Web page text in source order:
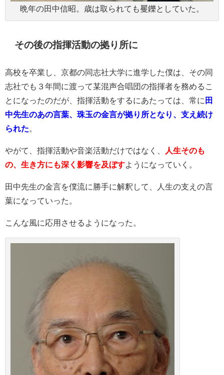
晩年の田中信昭。歳は取られても矍鑠としていた。
その後の指揮活動の拠り所に
高校を卒業し、京都の同志社大学に進学した僕は、その同
志社でも３年間に渡って某混声合唱団の指揮者を務めるこ
とになったのだが、指揮活動をするにあたっては、常に 田
中先生のあの言葉、珠玉の金言が拠り所となり、支え続け
られた
やがて、指揮活動や音楽活動だけではなく、
人生そのも
の、生き方にも深く影響を及ぼす ようになっていく。
田中先生の金言を僕流に勝手に解釈して、人生の支えの言
葉になっていった。
こんな風に応用させるようになった。